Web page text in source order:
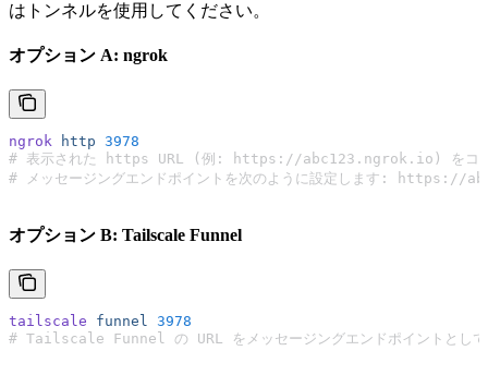
はトンネルを使用してください。
オプション A: ngrok
ngrok http 3978
# 表示された https URL (例: https://abc123.ngrok.io) をコピ
# メッセージングエンドポイントを次のように設定します:
オプション B: Tailscale Funnel
tailscale funnel 3978
# Tailscale Funnel の URL をメッセージングエンドポイントとして